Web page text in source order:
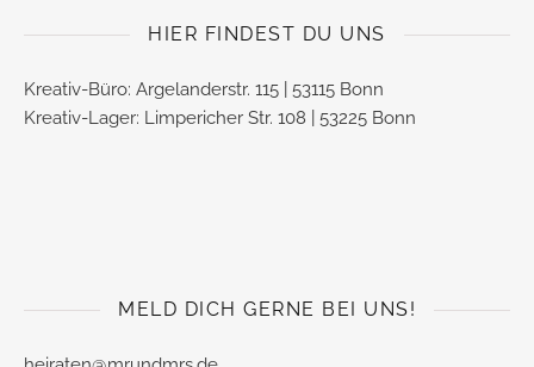
HIER FINDEST DU UNS
Kreativ-Büro: Argelanderstr. 115 | 53115 Bonn
Kreativ-Lager: Limpericher Str. 108 | 53225 Bonn
MELD DICH GERNE BEI UNS!